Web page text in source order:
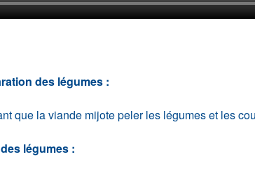
des légumes :
que la viande mijote peler les légumes et les
légumes :